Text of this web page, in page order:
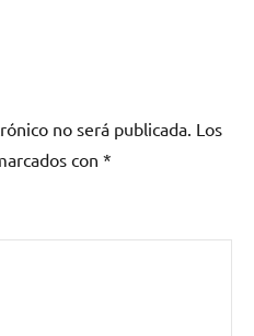
no será publicada. Los
con *